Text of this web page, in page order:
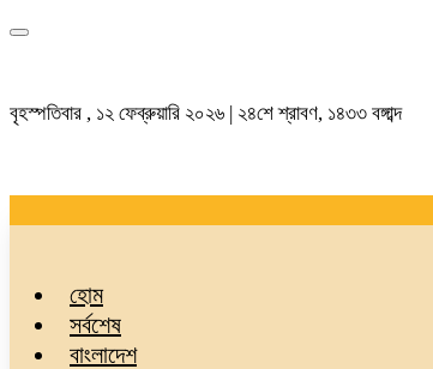
বৃহস্পতিবার , ১২ ফেব্রুয়ারি ২০২৬ | ২৪শে শ্রাবণ, ১৪৩৩ বঙ্গাব্দ
হোম
সর্বশেষ
বাংলাদেশ